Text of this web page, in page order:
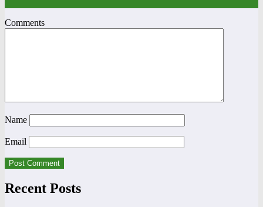
Comments
Name
Email
Recent Posts